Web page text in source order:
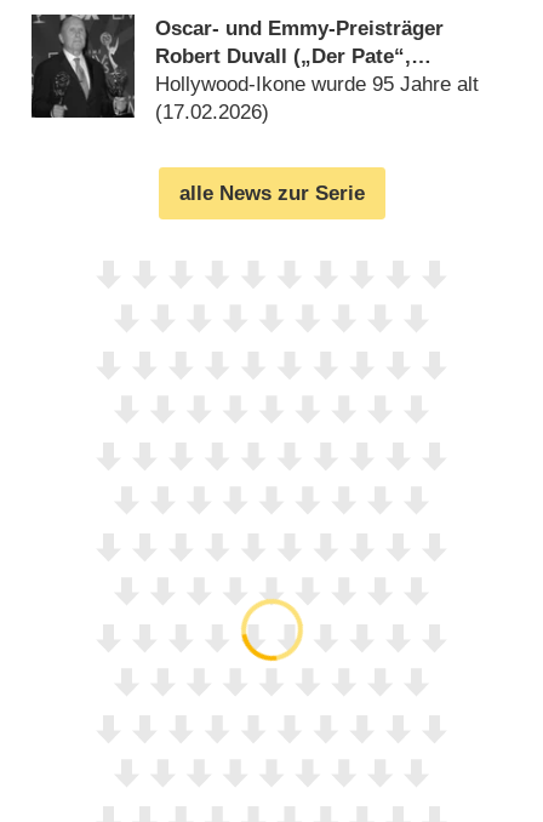
Oscar- und Emmy-Preisträger
Robert Duvall („Der Pate“,
„Apocalypse Now“) ist tot
Hollywood-Ikone wurde 95 Jahre alt
(17.02.2026)
alle News zur Serie